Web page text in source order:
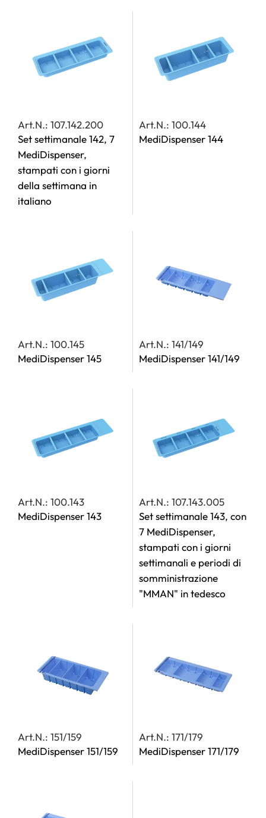
Art.N.: 107.142.200
Set settimanale 142, 7
MediDispenser,
stampati con i giorni
della settimana in
italiano
Art.N.: 100.144
MediDispenser 144
Art.N.: 100.145
MediDispenser 145
Art.N.: 141/149
MediDispenser 141/149
Art.N.: 100.143
MediDispenser 143
Art.N.: 107.143.005
Set settimanale 143, con
7 MediDispenser,
stampati con i giorni
settimanali e periodi di
somministrazione
"MMAN" in tedesco
Art.N.: 151/159
MediDispenser 151/159
Art.N.: 171/179
MediDispenser 171/179